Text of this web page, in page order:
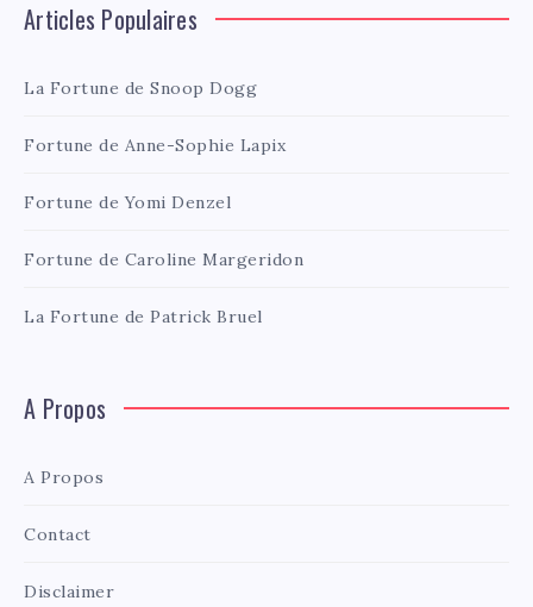
Articles Populaires
La Fortune de Snoop Dogg
Fortune de Anne-Sophie Lapix
Fortune de Yomi Denzel
Fortune de Caroline Margeridon
La Fortune de Patrick Bruel
A Propos
A Propos
Contact
Disclaimer